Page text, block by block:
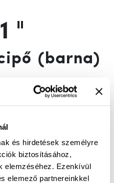
és hirdetések személyre
biztosításához,
elemzéséhez. Ezenkívül
elemező partnereinkkel
"
(barna)
ára:9 990 Ft
Nincs a méretedben?